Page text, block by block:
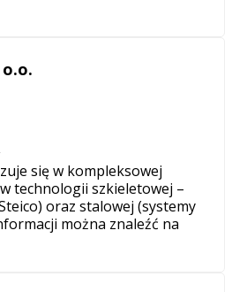
się w kompleksowej
technologii szkieletowej –
oraz stalowej (systemy
można znaleźć na